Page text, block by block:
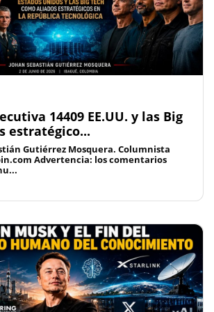
14409 EE.UU. y las Big
estratégico...
Gutiérrez Mosquera. Columnista
Advertencia: los comentarios